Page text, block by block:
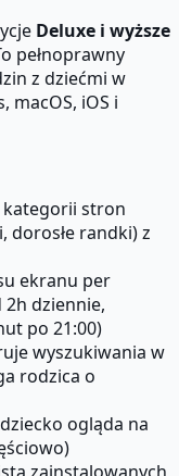
Deluxe i wyższe
pełnoprawny
z dziećmi w
macOS, iOS i
stron
randki) z
ekranu per
2h dziennie,
po 21:00)
wyszukiwania w
rodzica o
ogląda na